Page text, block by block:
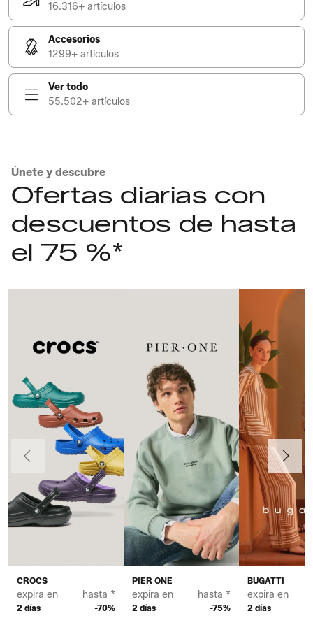
16.316+ artículos
Accesorios
1299+ artículos
Ver todo
55.502+ artículos
Únete y descubre
Ofertas diarias con
descuentos de hasta
el 75 %*
CROCS
expira en
2 días
hasta *
-70%
PIER ONE
expira en
2 días
hasta *
-75%
BUGATTI
expira en
2 días
Anteriormente